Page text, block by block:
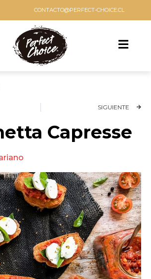
CONTACTO@PERFECT-CHOICE.CL
SIGUIENTE
Capresse